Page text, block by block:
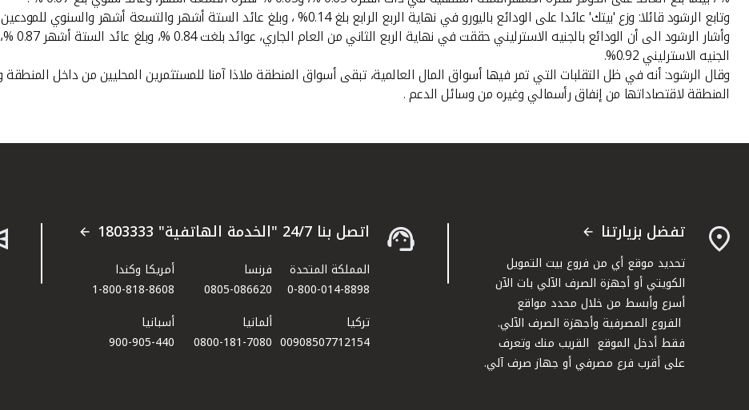
وتابع الرشود قائلا: وزع 'بيتك' عائدا على الودائع باليورو في نهاية الربع الرابع بلغ 0.14% ، وبلغ عائد الستة أشهر والتسعة أشهر والسنوي للمودعين 0.15 %.
الجنيه الاسترليني 0.92%.
وقال الرشود: أنه في ظل التقلبات التي تمر فيها أسواق المال العالمية، تبقى أسواق المنطقة ملاذا آمنا للمستثمرين المحليين من داخل
المنطقة لاقتصاداتها من إنفاق رأسمالي وغيره من وسائل الدعم .
تفضل بزيارتنا
تحديد موقع أي من فروع بيت التمويل
الكويتي أو أجهزة الصرف الآلي بات الآن
أسرع وأبسط من خلال محدد مواقع
الفروع المصرفية وأجهزة الصرف الآلي.
فقط أدخل الموقع القريب منك وتعرف
على أقرب فرع مصرفي أو جهاز صرف آلي.
اتصل بنا 24/7 "الخدمة الهاتفية" 1803333
المملكة المتحدة
0-800-014-8898
فرنسا
0805-086620
أمريكا وكندا
1-800-818-8608
تركيا
00908507712154​
ألمانيا
0800-181-7080
أسبانيا
900-905-440